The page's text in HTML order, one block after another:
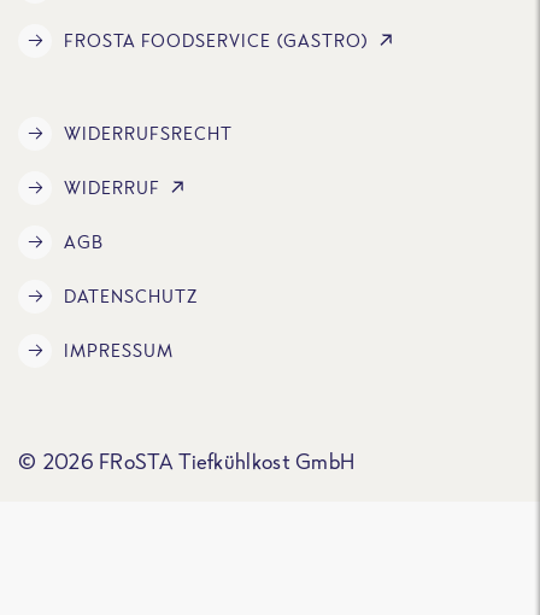
FROSTA FOODSERVICE (GASTRO)
WIDERRUFSRECHT
WIDERRUF
AGB
DATENSCHUTZ
IMPRESSUM
© 2026 FRoSTA Tiefkühlkost GmbH